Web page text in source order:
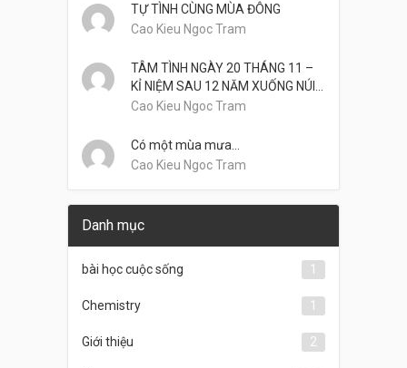
TỰ TÌNH CÙNG MÙA ĐÔNG
Cao Kieu Ngoc Tram
TÂM TÌNH NGÀY 20 THÁNG 11 –
KỈ NIỆM SAU 12 NĂM XUỐNG NÚI…
Cao Kieu Ngoc Tram
Có một mùa mưa…
Cao Kieu Ngoc Tram
Danh mục
bài học cuộc sống 1
Chemistry 1
Giới thiệu 2